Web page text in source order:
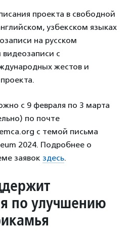
проекта в свободной
узбекском языках
на русском
с
жестов и
с 9 февраля по 3 марта
по почте
с темой письма
2024. Подробнее о
заявок здесь.
по улучшению